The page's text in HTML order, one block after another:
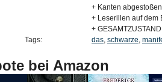
+ Kanten
+ Leserillen auf dem
+
Tags:
das, schwarze,
bei Amazon